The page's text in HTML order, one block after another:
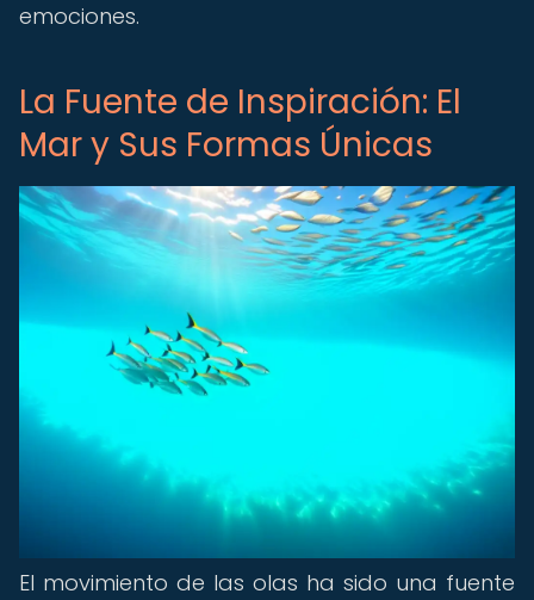
emociones.
La Fuente de Inspiración: El
Mar y Sus Formas Únicas
El movimiento de las olas ha sido una fuente